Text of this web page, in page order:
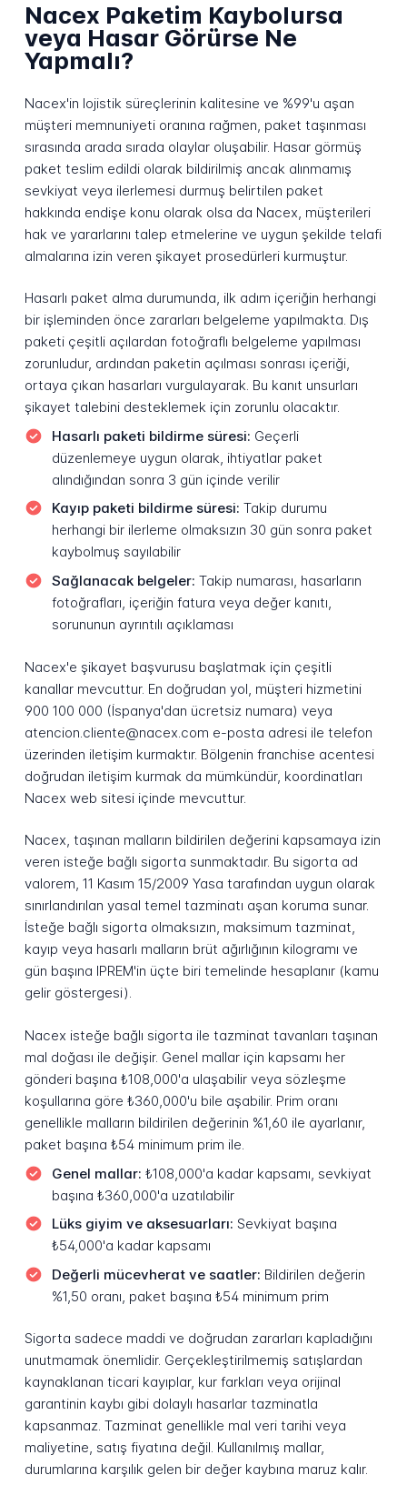
Nacex Paketim Kaybolursa
veya Hasar Görürse Ne
Yapmalı?
Nacex'in lojistik süreçlerinin kalitesine ve %99'u aşan
müşteri memnuniyeti oranına rağmen, paket taşınması
sırasında arada sırada olaylar oluşabilir. Hasar görmüş
paket teslim edildi olarak bildirilmiş ancak alınmamış
sevkiyat veya ilerlemesi durmuş belirtilen paket
hakkında endişe konu olarak olsa da Nacex, müşterileri
hak ve yararlarını talep etmelerine ve uygun şekilde telafi
almalarına izin veren şikayet prosedürleri kurmuştur.
Hasarlı paket alma durumunda, ilk adım içeriğin herhangi
bir işleminden önce zararları belgeleme yapılmakta. Dış
paketi çeşitli açılardan fotoğraflı belgeleme yapılması
zorunludur, ardından paketin açılması sonrası içeriği,
ortaya çıkan hasarları vurgulayarak. Bu kanıt unsurları
şikayet talebini desteklemek için zorunlu olacaktır.
Hasarlı paketi bildirme süresi: Geçerli
düzenlemeye uygun olarak, ihtiyatlar paket
alındığından sonra 3 gün içinde verilir
Kayıp paketi bildirme süresi: Takip durumu
herhangi bir ilerleme olmaksızın 30 gün sonra paket
kaybolmuş sayılabilir
Sağlanacak belgeler: Takip numarası, hasarların
fotoğrafları, içeriğin fatura veya değer kanıtı,
sorununun ayrıntılı açıklaması
Nacex'e şikayet başvurusu başlatmak için çeşitli
kanallar mevcuttur. En doğrudan yol, müşteri hizmetini
900 100 000 (İspanya'dan ücretsiz numara) veya
atencion.cliente@nacex.com e-posta adresi ile telefon
üzerinden iletişim kurmaktır. Bölgenin franchise acentesi
doğrudan iletişim kurmak da mümkündür, koordinatları
Nacex web sitesi içinde mevcuttur.
Nacex, taşınan malların bildirilen değerini kapsamaya izin
veren isteğe bağlı sigorta sunmaktadır. Bu sigorta ad
valorem, 11 Kasım 15/2009 Yasa tarafından uygun olarak
sınırlandırılan yasal temel tazminatı aşan koruma sunar.
İsteğe bağlı sigorta olmaksızın, maksimum tazminat,
kayıp veya hasarlı malların brüt ağırlığının kilogramı ve
gün başına IPREM'in üçte biri temelinde hesaplanır (kamu
gelir göstergesi).
Nacex isteğe bağlı sigorta ile tazminat tavanları taşınan
mal doğası ile değişir. Genel mallar için kapsamı her
gönderi başına ₺108,000'a ulaşabilir veya sözleşme
koşullarına göre ₺360,000'u bile aşabilir. Prim oranı
genellikle malların bildirilen değerinin %1,60 ile ayarlanır,
paket başına ₺54 minimum prim ile.
Genel mallar: ₺108,000'a kadar kapsamı, sevkiyat
başına ₺360,000'a uzatılabilir
Lüks giyim ve aksesuarları: Sevkiyat başına
₺54,000'a kadar kapsamı
Değerli mücevherat ve saatler: Bildirilen değerin
%1,50 oranı, paket başına ₺54 minimum prim
Sigorta sadece maddi ve doğrudan zararları kapladığını
unutmamak önemlidir. Gerçekleştirilmemiş satışlardan
kaynaklanan ticari kayıplar, kur farkları veya orijinal
garantinin kaybı gibi dolaylı hasarlar tazminatla
kapsanmaz. Tazminat genellikle mal veri tarihi veya
maliyetine, satış fiyatına değil. Kullanılmış mallar,
durumlarına karşılık gelen bir değer kaybına maruz kalır.